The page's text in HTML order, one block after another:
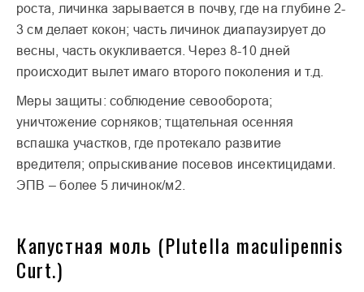
роста, личинка зарывается в почву, где на глубине 2-
3 см делает кокон; часть личинок диапаузирует до
весны, часть окукливается. Через 8-10 дней
происходит вылет имаго второго поколения и т.д.
Меры защиты: соблюдение севооборота;
уничтожение сорняков; тщательная осенняя
вспашка участков, где протекало развитие
вредителя; опрыскивание посевов инсектицидами.
ЭПВ – более 5 личинок/м2.
Капустная моль (Plutella maculipennis
Curt.)